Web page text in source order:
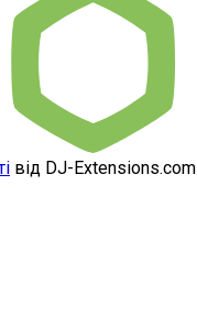
від DJ-Extensions.com